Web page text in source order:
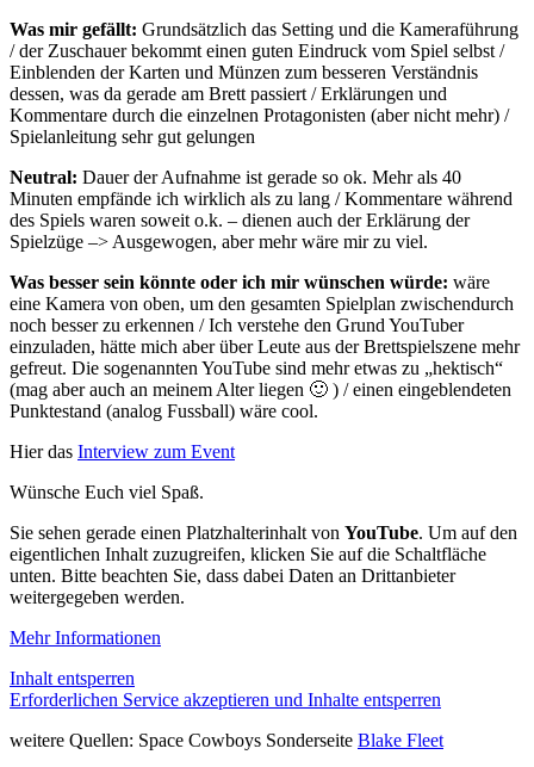
Was mir gefällt: Grundsätzlich das Setting und die Kameraführung
/ der Zuschauer bekommt einen guten Eindruck vom Spiel selbst /
Einblenden der Karten und Münzen zum besseren Verständnis
dessen, was da gerade am Brett passiert / Erklärungen und
Kommentare durch die einzelnen Protagonisten (aber nicht mehr) /
Spielanleitung sehr gut gelungen
Neutral: Dauer der Aufnahme ist gerade so ok. Mehr als 40
Minuten empfände ich wirklich als zu lang / Kommentare während
des Spiels waren soweit o.k. – dienen auch der Erklärung der
Spielzüge –> Ausgewogen, aber mehr wäre mir zu viel.
Was besser sein könnte oder ich mir wünschen würde: wäre
eine Kamera von oben, um den gesamten Spielplan zwischendurch
noch besser zu erkennen / Ich verstehe den Grund YouTuber
einzuladen, hätte mich aber über Leute aus der Brettspielszene mehr
gefreut. Die sogenannten YouTube sind mehr etwas zu „hektisch“
(mag aber auch an meinem Alter liegen 🙂 ) / einen eingeblendeten
Punktestand (analog Fussball) wäre cool.
Hier das Interview zum Event
Wünsche Euch viel Spaß.
Sie sehen gerade einen Platzhalterinhalt von YouTube. Um auf den
eigentlichen Inhalt zuzugreifen, klicken Sie auf die Schaltfläche
unten. Bitte beachten Sie, dass dabei Daten an Drittanbieter
weitergegeben werden.
Mehr Informationen
Inhalt entsperren
Erforderlichen Service akzeptieren und Inhalte entsperren
weitere Quellen: Space Cowboys Sonderseite Blake Fleet